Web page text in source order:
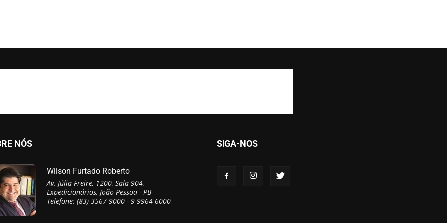
NÓS
Wilson Furtado Roberto
Av. Júlia Freire, 1200, Sala 904,
Expedicionários, João Pessoa - PB
Telefone: (83) 3567-9000 - 9 9964-6000
SIGA-NOS